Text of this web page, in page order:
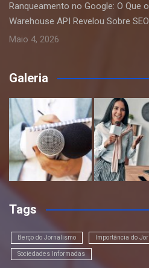
Ranqueamento no Google: O Que
Warehouse API Revelou Sobre
Maio 4, 2026
Galeria
Tags
Berço do Jornalismo Importância do
Sociedades Informadas